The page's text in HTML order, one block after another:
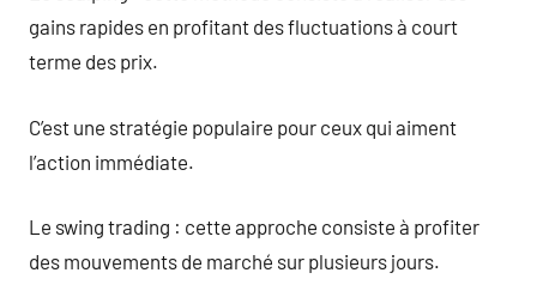
gains rapides en profitant des fluctuations à court
terme des prix.
C’est une stratégie populaire pour ceux qui aiment
l’action immédiate.
Le swing trading : cette approche consiste à profiter
des mouvements de marché sur plusieurs jours.